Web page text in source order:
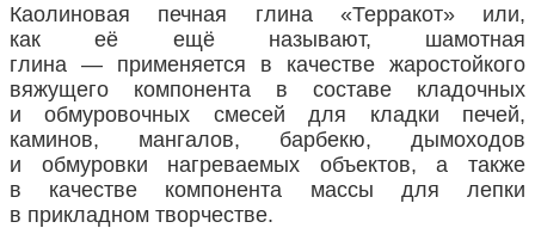
Каолиновая печная глина «Терракот» или,
как её ещё называют, шамотная
глина — применяется в качестве жаростойкого
вяжущего компонента в составе кладочных
и обмуровочных смесей для кладки печей,
каминов, мангалов, барбекю, дымоходов
и обмуровки нагреваемых объектов, а также
в качестве компонента массы для лепки
в прикладном творчестве.